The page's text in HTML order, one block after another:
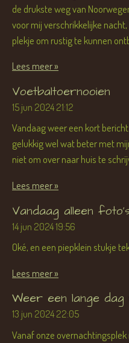
de drukste weg van
voor mij verschrikkelijke
plekje om rustig te kunnen
Lees meer »
Voetbaltoernooien
15 jun 202421:12
Vandaag weer een kort
gelukkig wel wat beter met
niet om over naar huis te
Lees meer »
Vandaag alleen
14 jun 202419:56
Oké, en een piepklein stukje
Lees meer »
Weer een lange dag
13 jun 202422:05
Vanaf onze overnachtingsplek